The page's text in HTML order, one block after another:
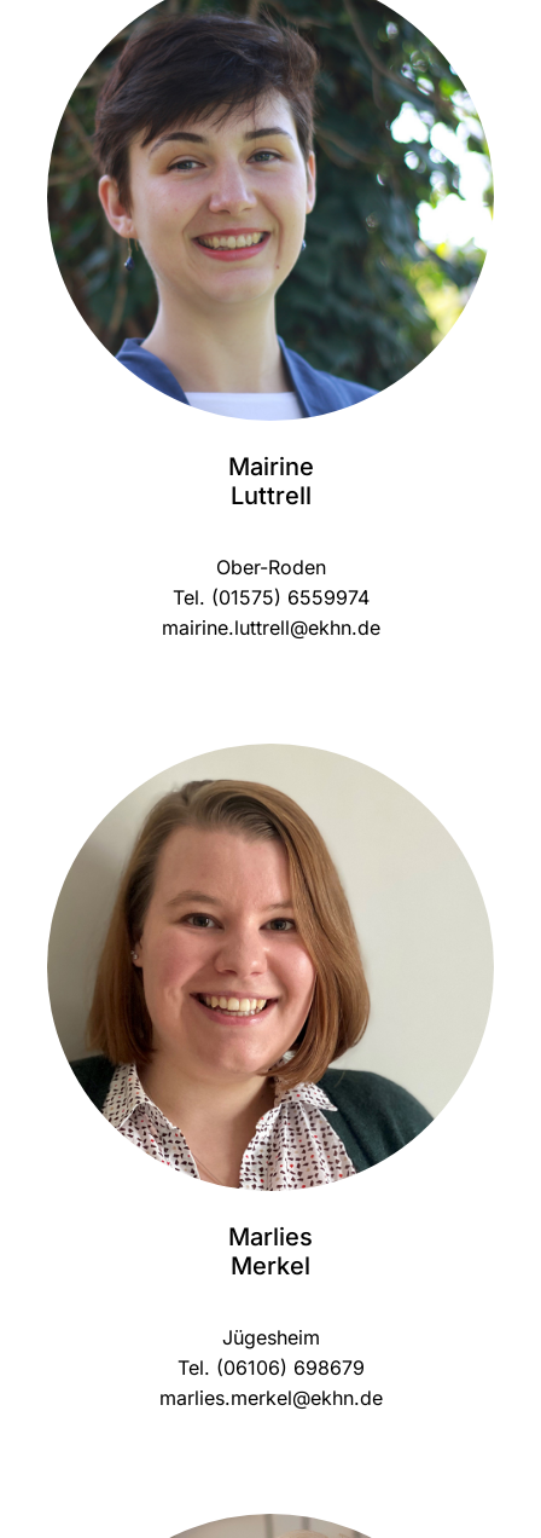
Mairine
Luttrell
Ober-Roden
Tel. (01575) 6559974
mairine.luttrell@ekhn.de
Marlies
Merkel
Jügesheim
Tel. (06106) 698679
marlies.merkel@ekhn.de